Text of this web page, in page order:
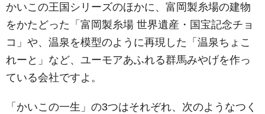
かいこの王国シリーズのほかに、富岡製糸場の建物
をかたどった「富岡製糸場 世界遺産・国宝記念チョ
コ」や、温泉を模型のように再現した「温泉ちょこ
れーと」など、ユーモアあふれる群馬みやげを作っ
ている会社ですよ。
「かいこの一生」の3つはそれぞれ、次のようなつく